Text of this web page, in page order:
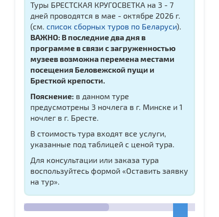
Туры БРЕСТСКАЯ КРУГОСВЕТКА на 3 - 7
дней проводятся в мае - октябре 2026 г.
(см. список сборных туров по Беларуси).
ВАЖНО: В последние два дня в
программе в связи с загруженностью
музеев возможна перемена местами
посещения Беловежской пущи и
Бресткой крепости.
Пояснение: в данном туре
предусмотрены 3 ночлега в г. Минске и 1
ночлег в г. Бресте.
В стоимость тура входят все услуги,
указанные под таблицей с ценой тура.
Для консультации или заказа тура
воспользуйтесь формой «Оставить заявку
на тур».